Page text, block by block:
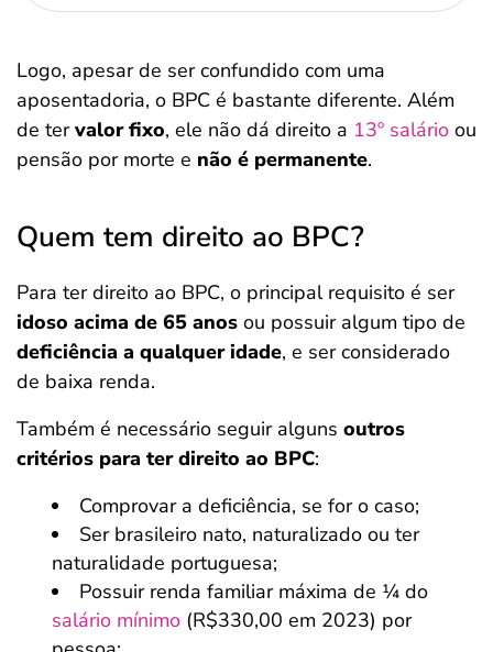
Logo, apesar de ser confundido com uma
aposentadoria, o BPC é bastante diferente. Além
de tervalor fixo, ele não dá direito a 13º salário ou
pensão por morte e não é permanente.
Quem tem direito ao BPC?
Para ter direito ao BPC, o principal requisito é ser
idoso acima de 65 anos ou possuir algum tipo de
deficiência a qualquer idade, e ser considerado
de baixa renda.
Também é necessário seguir alguns outros
critérios para ter direito ao BPC:
Comprovar a deficiência, se for o caso;
Ser brasileiro nato, naturalizado ou ter
naturalidade portuguesa;
Possuir renda familiar máxima de ¼ do
salário mínimo (R$330,00 em 2023) por